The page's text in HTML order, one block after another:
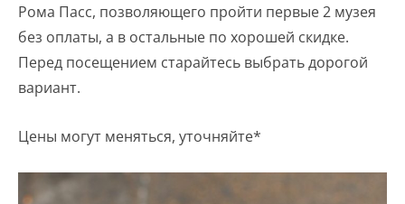
Рома Пасс, позволяющего пройти первые 2 музея
без оплаты, а в остальные по хорошей скидке.
Перед посещением старайтесь выбрать дорогой
вариант.
Цены могут меняться, уточняйте*